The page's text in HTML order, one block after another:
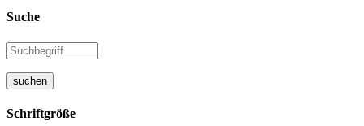
Suche
suchen
Schriftgröße